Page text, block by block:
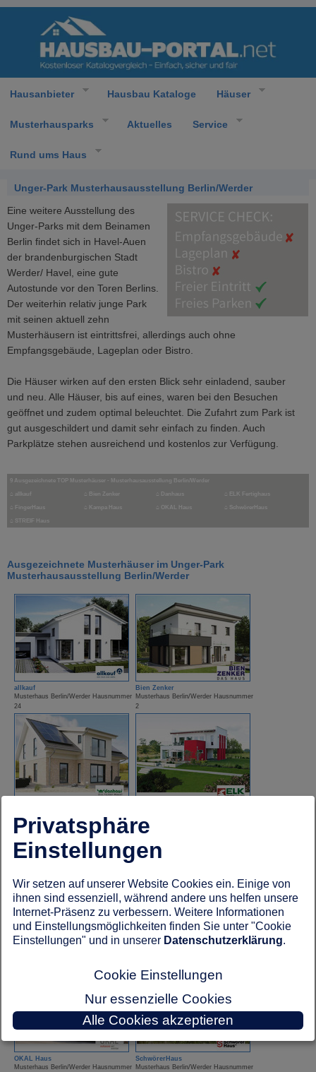
Hausanbieter Hausbau Kataloge Häuser
Musterhausparks Aktuelles Service
Rund ums Haus
Unger-Park Musterhausausstellung Berlin/Werder
Eine weitere Ausstellung des
Unger-Parks mit dem Beinamen
Berlin findet sich in Havel-Auen
der brandenburgischen Stadt
Werder/ Havel, eine gute
Autostunde vor den Toren Berlins.
Der weiterhin relativ junge Park
mit seinen aktuell zehn
Musterhäusern ist eintrittsfrei, allerdings auch ohne
Empfangsgebäude, Lageplan oder Bistro.
Die Häuser wirken auf den ersten Blick sehr einladend, sauber
und neu. Alle Häuser, bis auf eines, waren bei den Besuchen
geöffnet und zudem optimal beleuchtet. Die Zufahrt zum Park ist
gut ausgeschildert und damit sehr einfach zu finden. Auch
Parkplätze stehen ausreichend und kostenlos zur Verfügung.
9 Ausgezeichnete TOP Musterhäuser - Musterhausausstellung Berlin/Werder
⌂ allkauf ⌂ Bien Zenker ⌂ Danhaus ⌂ ELK Fertighaus
⌂ FingerHaus ⌂ Kampa Haus ⌂ OKAL Haus ⌂ SchwörerHaus
⌂ STREIF Haus
Ausgezeichnete Musterhäuser im Unger-Park
Musterhausausstellung Berlin/Werder
allkauf
Musterhaus Berlin/Werder Hausnummer
24
Bien Zenker
Musterhaus Berlin/Werder Hausnummer
2
Musterhaus Berlin/Werder Hausnummer
17
7
FingerHaus
Musterhaus Berlin/Werder Hausnummer
Kampa Haus
OKAL Haus
Musterhaus Berlin/Werder Hausnummer
SchwörerHaus
Musterhaus Berlin/Werder Hausnummer
Privatsphäre
Einstellungen
Wir setzen auf unserer Website Cookies ein. Einige von
ihnen sind essenziell, während andere uns helfen unsere
Internet-Präsenz zu verbessern. Weitere Informationen
und Einstellungsmöglichkeiten finden Sie unter "Cookie
Einstellungen" und in unserer Datenschutzerklärung.
Cookie Einstellungen
Nur essenzielle Cookies
Alle Cookies akzeptieren